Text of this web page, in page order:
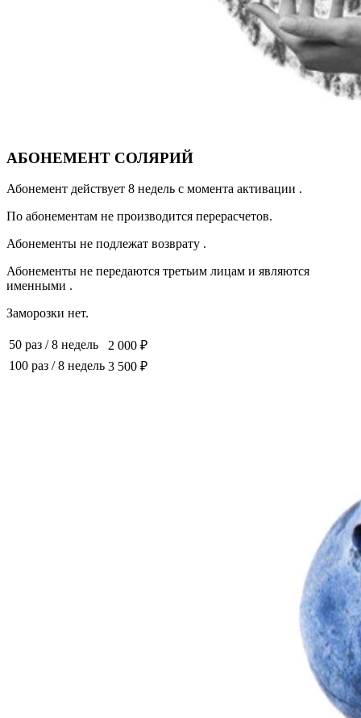
АБОНЕМЕНТ СОЛЯРИЙ
Абонемент действует 8 недель с момента активации .
По абонементам не производится перерасчетов.
Абонементы не подлежат возврату .
Абонементы не передаются третьим лицам и являются
именными .
Заморозки нет.
50 раз /8 недель
2 000 ₽
100 раз /8 недель 3 500 ₽